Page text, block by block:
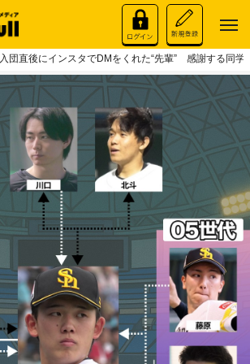
入団直後にインスタでDMをくれた“先輩” 感謝する同